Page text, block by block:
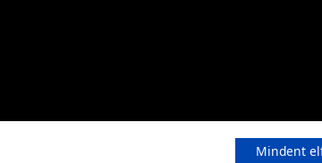
Mindent